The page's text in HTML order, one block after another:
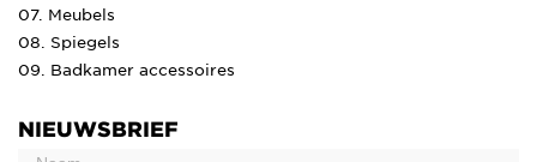
07. Meubels
08. Spiegels
09. Badkamer accessoires
NIEUWSBRIEF